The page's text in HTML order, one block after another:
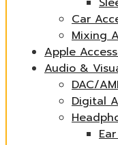
Car
Mixing
Apple
Audio &
DAC/
Digital